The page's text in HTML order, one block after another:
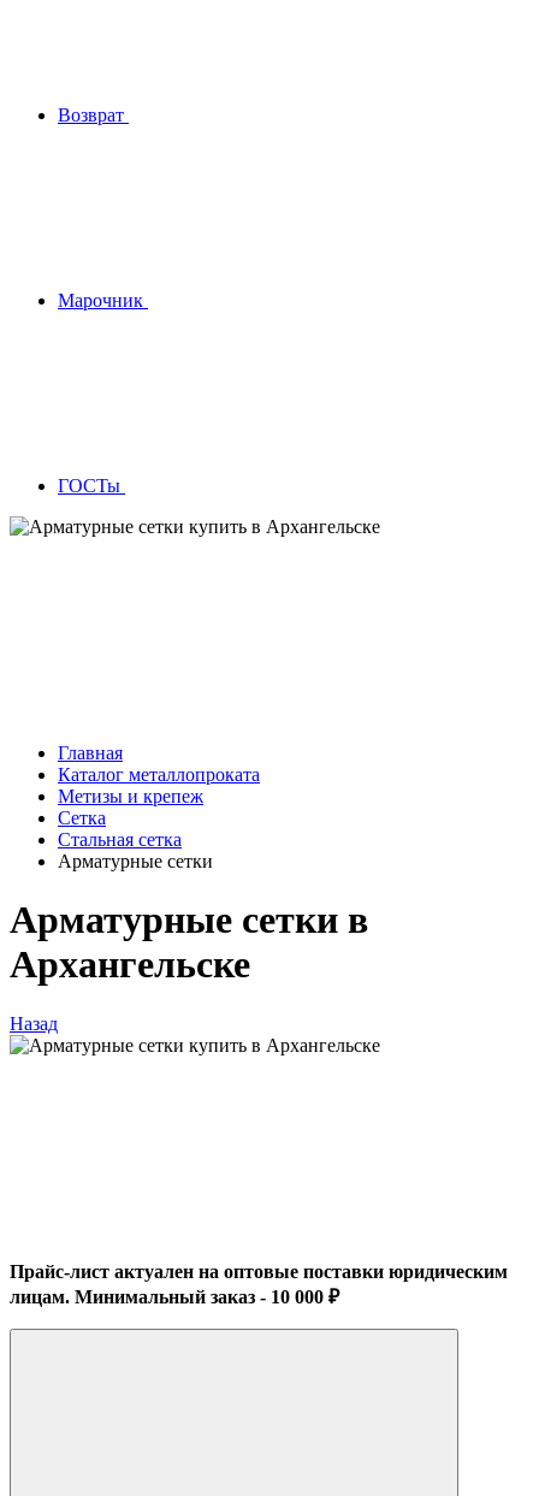
Возврат
Марочник
ГОСТы
Главная
Каталог металлопроката
Метизы и крепеж
Сетка
Стальная сетка
Арматурные сетки
Арматурные сетки в
Архангельске
Назад
Прайс-лист актуален на оптовые поставки юридическим
лицам. Минимальный заказ - 10 000 ₽